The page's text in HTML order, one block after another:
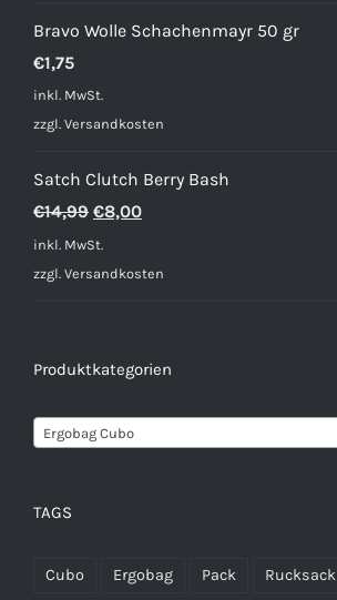
Bravo Wolle Schachenmayr 50 gr
€1,75
inkl. MwSt.
zzgl. Versandkosten
Satch Clutch Berry Bash
€14,99 Ursprünglicher
Preis
war:
€8,00Aktueller
ist:
inkl. MwSt.
zzgl. Versandkosten
Produktkategorien
Ergobag Cubo
TAGS
Cubo Ergobag Pack Rucksack